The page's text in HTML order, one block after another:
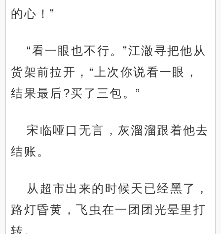
的心！”
“看一眼也不行。”江澈寻把他从
货架前拉开，“上次你说看一眼，
结果最后?买了三包。”
宋临哑口无言，灰溜溜跟着他去
结账。
从超市出来的时候天已经黑了，
路灯昏黄，飞虫在一团团光晕里打
转。